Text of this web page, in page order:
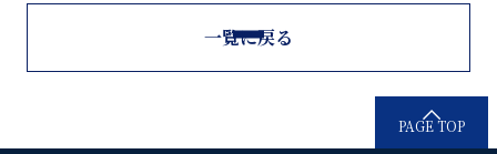
一覧に戻る
PAGE TOP